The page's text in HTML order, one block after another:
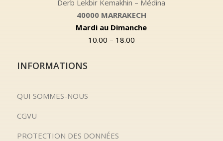
Derb Lekbir Kemakhin – Médina
40000 MARRAKECH
Mardi au Dimanche
10.00 – 18.00
INFORMATIONS
QUI SOMMES-NOUS
CGVU
PROTECTION DES DONNÉES